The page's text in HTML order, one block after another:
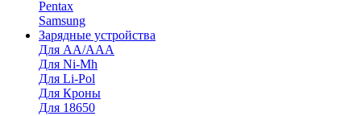
Pentax
Samsung
Зарядные устройства
Для AA/AAA
Для Ni-Mh
Для Li-Pol
Для Кроны
Для 18650